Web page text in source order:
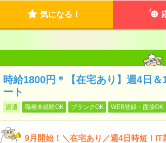
気になる！
時給1800円＊【在宅あり】週4日
ート
派遣 職種未経験OK ブランクOK WEB登録・面接OK
9月開始！＼在宅あり／週4日時短！IT